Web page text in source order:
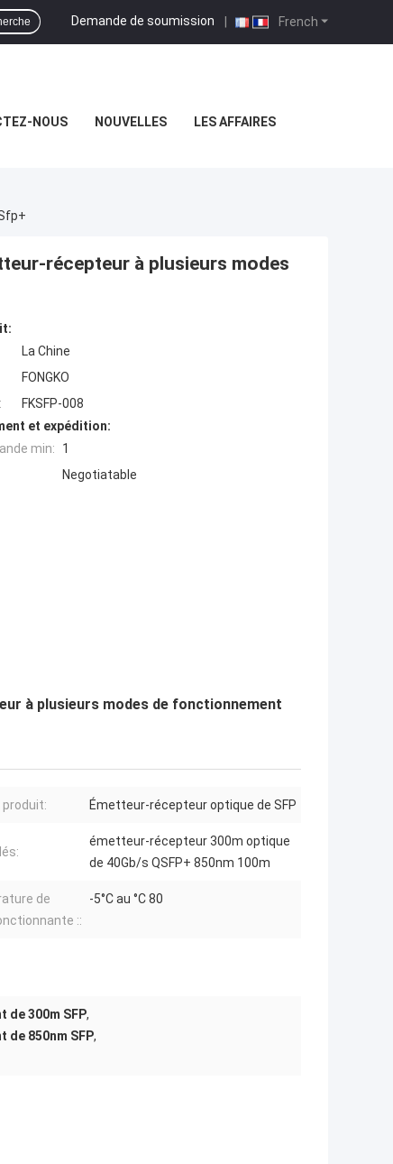
French
Demande de soumission |
NOUS NOUVELLES LES AFFAIRES
récepteur à plusieurs modes
La Chine
FONGKO
FKSFP-008
et expédition:
min:
1
Negotiatable
à plusieurs modes de fonctionnement
produit: Émetteur-récepteur optique de SFP
émetteur-récepteur 300m optique
de 40Gb/s QSFP+ 850nm 100m
de
::
-5°C au °C 80
de 300m SFP,
de 850nm SFP,